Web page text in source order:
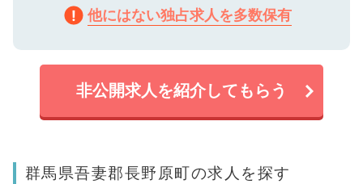
他にはない独占求人を多数保有
非公開求人を紹介してもらう
群馬県吾妻郡長野原町の求人を探す